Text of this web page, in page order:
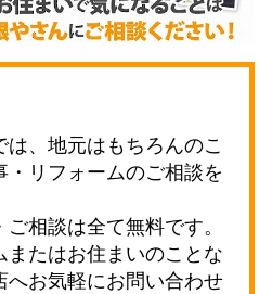
、地元はもちろんのこ
・リフォームのご相談を
相談は全て無料です。
またはお住まいのことな
へお気軽にお問い合わせ